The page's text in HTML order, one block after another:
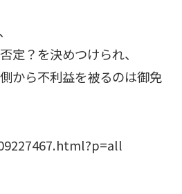
定？を決めつけられ、
から不利益を被るのは御免